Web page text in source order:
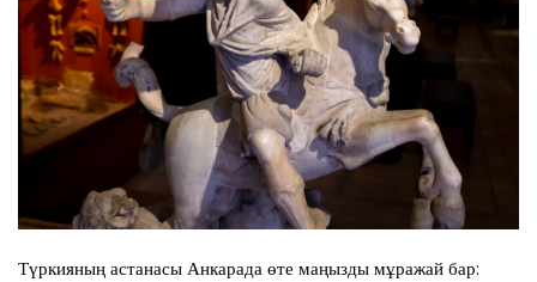
Түркияның астанасы Анкарада өте маңызды мұражай бар: